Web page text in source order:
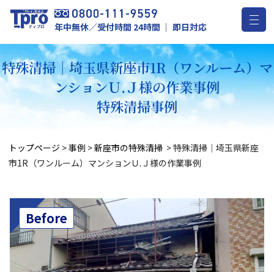
年中無休／受付時間 24時間 ｜ 即日対応
特殊清掃｜埼玉県新座市1R（ワンルーム）マ
ンションＵ.Ｊ様の作業事例
特殊清掃事例
トップページ >事例 >新座市の特殊清掃 >特殊清掃｜埼玉県新座
市1R（ワンルーム）マンションＵ.Ｊ様の作業事例
Before